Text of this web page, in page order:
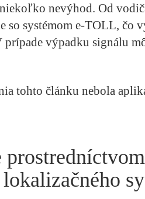
nevýhod. Od
so systémom e-TOLL, čo
prípade výpadku signálu
tohto článku nebola